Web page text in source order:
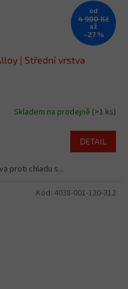
od
4 900 Kč
až
–27 %
| Střední vrstva
Skladem na prodejně (>1 ks)
DETAIL
proti chladu s...
Kód: 4038-001-120-312